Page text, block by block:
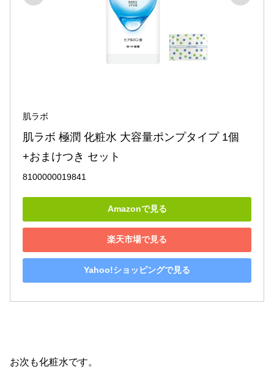
肌ラボ
肌ラボ 極潤 化粧水 大容量ポンプタイプ 1個
+おまけつき セット
8100000019841
Amazonで見る
楽天市場で見る
Yahoo!ショッピングで見る
お次も化粧水です。